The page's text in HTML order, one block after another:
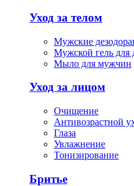
Уход за телом
Мужские
Мужской гель для
Мыло для мужчин
Уход за лицом
Очищение
Антивозрастной
Глаза
Увлажнение
Тонизирование
Бритье